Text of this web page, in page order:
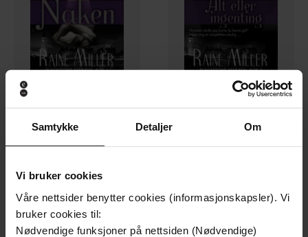
Samtykke Detaljer Om
Vi bruker cookies
Våre nettsider benytter cookies (informasjonskapsler). Vi
bruker cookies til:
Nødvendige funksjoner på nettsiden (Nødvendige)
249,-
EBOK
249,-